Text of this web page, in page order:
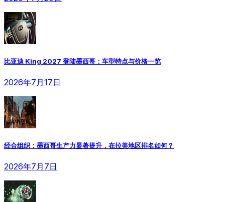
比亚迪 King 2027 登陆墨西哥：车型特点与价格一览
2026年7月17日
经合组织：墨西哥生产力显著提升，在拉美地区排名如何？
2026年7月7日